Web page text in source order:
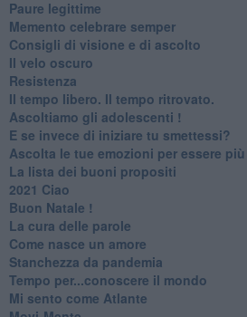
Paure legittime
​Memento celebrare semper
​Consigli di visione e di ascolto
​Il velo oscuro
Resistenza
​Il tempo libero. Il tempo ritrovato.
Ascoltiamo gli adolescenti !
​E se invece di iniziare tu smettessi?
​Ascolta le tue emozioni per essere
​La lista dei buoni propositi
2021 Ciao
Buon Natale !
​La cura delle parole
​Come nasce un amore
Stanchezza da pandemia
​Tempo per...conoscere il mondo
​Mi sento come Atlante